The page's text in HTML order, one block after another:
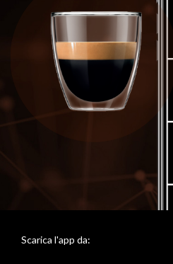
Scarica l'app da: